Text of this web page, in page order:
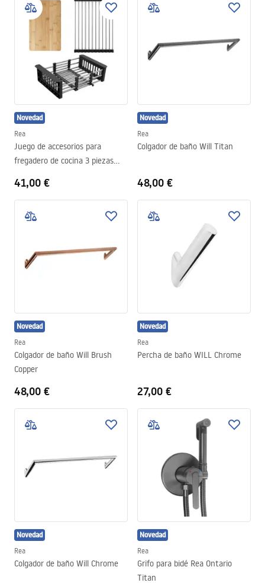
Novedad
Rea
Juego de accesorios para
fregadero de cocina 3 piezas
41,00 €
Novedad
Rea
Colgador de baño Will Titan
48,00 €
Novedad
Rea
Colgador de baño Will Brush
Copper
48,00 €
Novedad
Rea
Percha de baño WILL Chrome
27,00 €
Novedad
Rea
Colgador de baño Will Chrome
Novedad
Rea
Grifo para bidé Rea Ontario
Titan